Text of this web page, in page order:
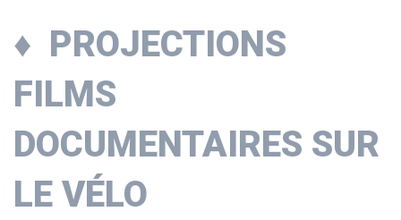
♦ PROJECTIONS
FILMS
DOCUMENTAIRES SUR
LE VÉLO